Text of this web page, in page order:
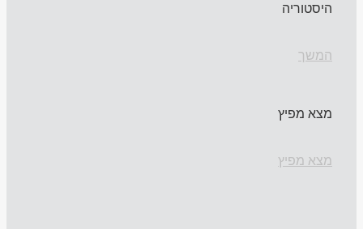
היסטוריה
המשך
מצא מפיץ
מצא מפיץ